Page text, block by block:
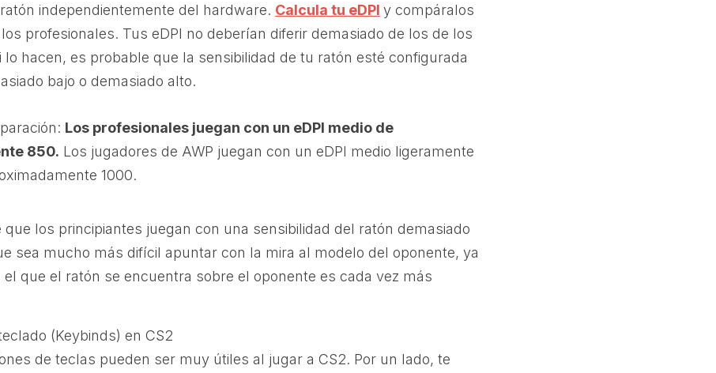
independientemente del hardware. Calcula tu eDPI y compáralos
profesionales. Tus eDPI no deberían diferir demasiado de los de los
lo hacen, es probable que la sensibilidad de tu ratón esté configurada
bajo o demasiado alto.
Los profesionales juegan con un eDPI medio de
850. Los jugadores de AWP juegan con un eDPI medio ligeramente
1000.
los principiantes juegan con una sensibilidad del ratón demasiado
sea mucho más difícil apuntar con la mira al modelo del oponente, ya
el que el ratón se encuentra sobre el oponente es cada vez más
(Keybinds) en CS2
de teclas pueden ser muy útiles al jugar a CS2. Por un lado, te